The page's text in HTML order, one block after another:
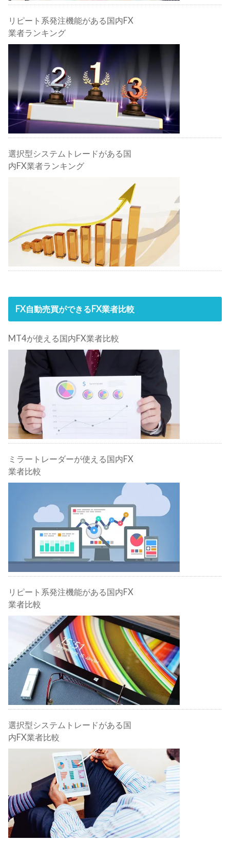
リピート系発注機能がある国内FX
業者ランキング
選択型システムトレードがある国
内FX業者ランキング
FX自動売買ができるFX業者比較
MT4が使える国内FX業者比較
ミラートレーダーが使える国内FX
業者比較
リピート系発注機能がある国内FX
業者比較
選択型システムトレードがある国
内FX業者比較